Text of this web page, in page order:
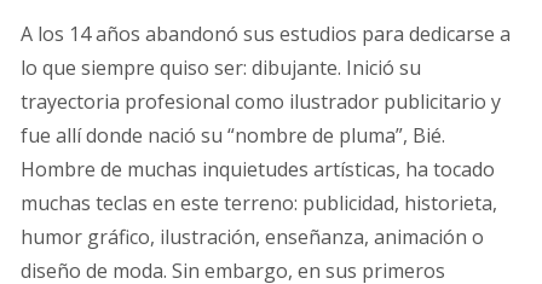
A los 14 años abandonó sus estudios para dedicarse a
lo que siempre quiso ser: dibujante. Inició su
trayectoria profesional como ilustrador publicitario y
fue allí donde nació su “nombre de pluma”, Bié.
Hombre de muchas inquietudes artísticas, ha tocado
muchas teclas en este terreno: publicidad, historieta,
humor gráfico, ilustración, enseñanza, animación o
diseño de moda. Sin embargo, en sus primeros